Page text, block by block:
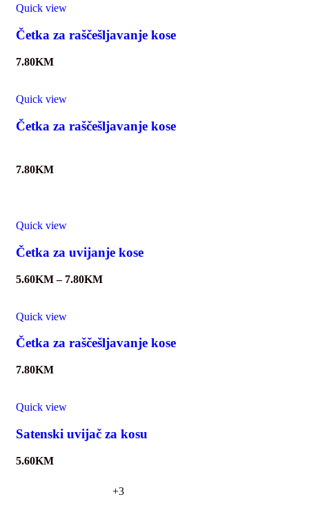
Quick view
Četka za raščešljavanje kose
7.80KM
Quick view
Četka za raščešljavanje kose
7.80KM
Quick view
Četka za uvijanje kose
5.60KM – 7.80KM
Quick view
Četka za raščešljavanje kose
7.80KM
Quick view
Satenski uvijač za kosu
5.60KM
+3